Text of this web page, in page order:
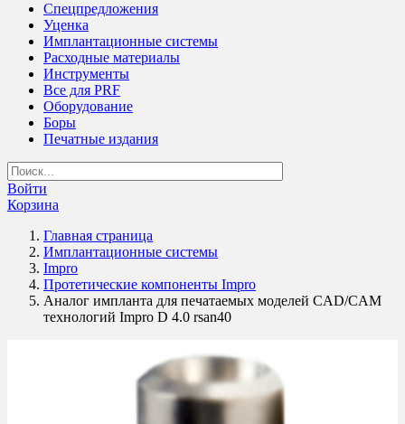
Спецпредложения
Уценка
Имплантационные системы
Расходные материалы
Инструменты
Все для PRF
Оборудование
Боры
Печатные издания
Войти
Корзина
Главная страница
Имплантационные системы
Impro
Протетические компоненты Impro
Аналог импланта для печатаемых моделей CAD/CAM
технологий Impro D 4.0 rsan40